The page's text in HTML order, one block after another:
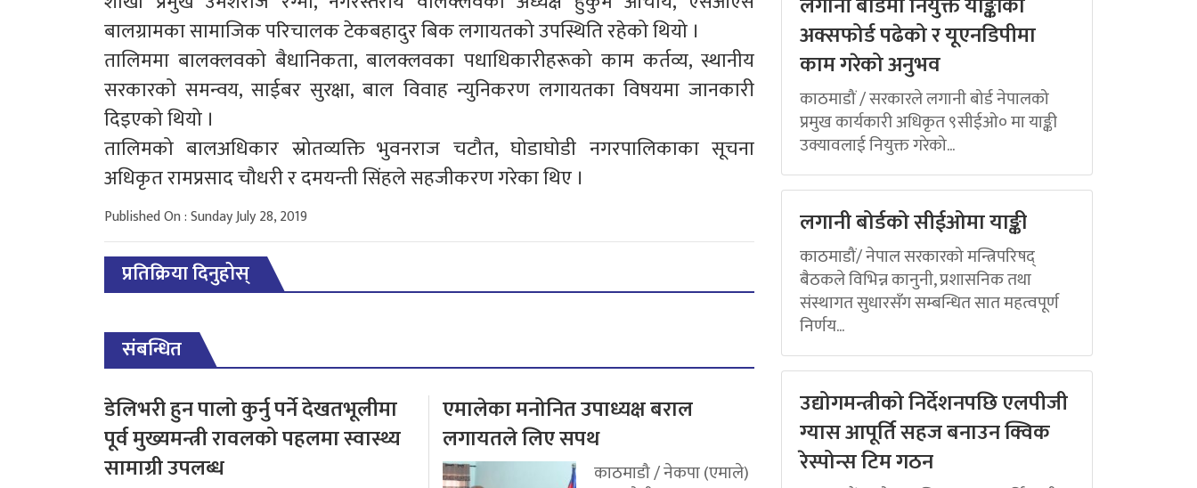
बालग्रामका सामाजिक परिचालक टेकबहादुर बिक लगायतको उपस्थिति रहेको थियो ।
तालिममा बालक्लवको बैधानिकता, बालक्लवका पधाधिकारीहरूको काम कर्तव्य, स्थानीय
सरकारको समन्वय, साईबर सुरक्षा, बाल विवाह न्युनिकरण लगायतका विषयमा जानकारी
दिइएको थियो ।
तालिमको बालअधिकार स्रोतव्यक्ति भुवनराज चटौत, घोडाघोडी नगरपालिकाका सूचना
अधिकृत रामप्रसाद चौधरी र दमयन्ती सिंहले सहजीकरण गरेका थिए ।
Published On : Sunday July 28, 2019
प्रतिक्रिया दिनुहोस्
संबन्धित
डेलिभरी हुन पालो कुर्नु पर्ने देखतभूलीमा
पूर्व मुख्यमन्त्री रावलको पहलमा स्वास्थ्य
सामाग्री उपलब्ध
एमालेका मनोनित उपाध्यक्ष बराल
लगायतले लिए सपथ
काठमाडौ / नेकपा (एमाले)
अक्सफोर्ड पढेको र यूएनडिपीमा
काम गरेको अनुभव
काठमाडौं / सरकारले लगानी बोर्ड नेपालको
प्रमुख कार्यकारी अधिकृत ९सीईओ० मा याङ्की
उक्यावलाई नियुक्त गरेको...
लगानी बोर्डको सीईओमा याङ्की
काठमाडौं/ नेपाल सरकारको मन्त्रिपरिषद्
बैठकले विभिन्न कानुनी, प्रशासनिक तथा
संस्थागत सुधारसँग सम्बन्धित सात महत्वपूर्ण
निर्णय...
उद्योगमन्त्रीको निर्देशनपछि एलपीजी
ग्यास आपूर्ति सहज बनाउन क्विक
रेस्पोन्स टिम गठन